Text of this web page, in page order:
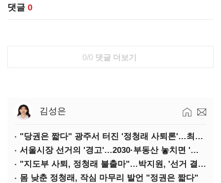
댓글 0
0/0 댓글 더보기
김성은
"당권은 짧다" 광주서 터진 '정청래 사퇴론'…최고위 '아수라장'
서울시장 선거의 '경고'…2030·부동산 놓치면 '총선도 대선도' 패배
"지도부 사퇴, 정청래 불출마"…박지원, '선거 결과 책임' 강조
몸 낮춘 정청래, 작심 마무리 발언 "정권은 짧다"